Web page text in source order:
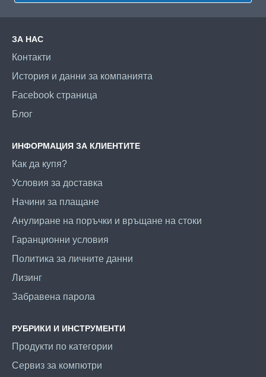
ЗА НАС
Контакти
История и данни за компанията
Facebook страница
Блог
ИНФОРМАЦИЯ ЗА КЛИЕНТИТЕ
Как да купя?
Условия за доставка
Начини за плащане
Анулиране на поръчки и връщане на стоки
Гаранционни условия
Политика за личните данни
Лизинг
Забравена парола
РУБРИКИ И ИНСТРУМЕНТИ
Продукти по категории
Сервиз за компютри